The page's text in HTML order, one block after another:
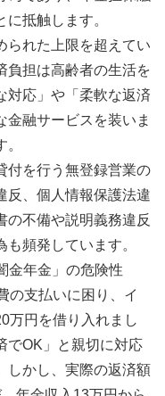
抵触します。
られた上限を超えてい
負担は高齢者の生活を
対応」や「柔軟な返済
金融サービスを装いま
付を行う無登録営業の
反、個人情報保護法違
の不備や説明義務違反
頻発しています。
金年金」の危険性
の支払いに困り、イ
万円を借り入れまし
でOK」と親切に対応
しかし、実際の返済額